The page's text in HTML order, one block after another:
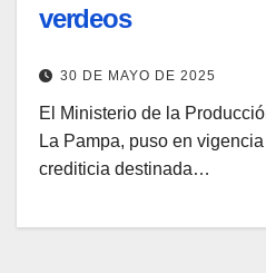
verdeos
30 DE MAYO DE 2025
El Ministerio de la
La Pampa, puso en
crediticia destinada…